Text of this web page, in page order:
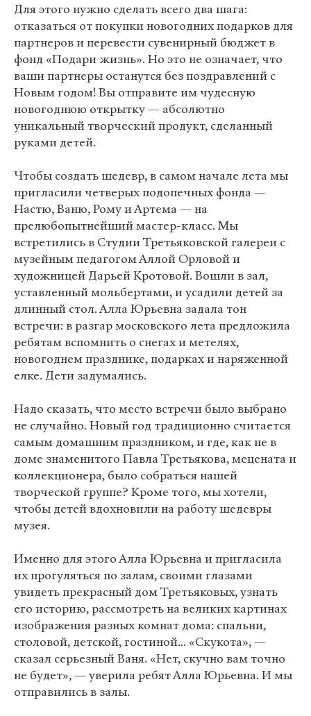
Для этого нужно сделать всего два шага:
отказаться от покупки новогодних подарков для
партнеров и перевести сувенирный бюджет в
фонд «Подари жизнь». Но это не означает, что
ваши партнеры останутся без поздравлений с
Новым годом! Вы отправите им чудесную
новогоднюю открытку — абсолютно
уникальный творческий продукт, сделанный
руками детей.
Чтобы создать шедевр, в самом начале лета мы
пригласили четверых подопечных фонда —
Настю, Ваню, Рому и Артема — на
прелюбопытнейший мастер-класс. Мы
встретились в Студии Третьяковской галереи с
музейным педагогом Аллой Орловой и
художницей Дарьей Кротовой. Вошли в зал,
уставленный мольбертами, и усадили детей за
длинный стол. Алла Юрьевна задала тон
встречи: в разгар московского лета предложила
ребятам вспомнить о снегах и метелях,
новогоднем празднике, подарках и наряженной
елке. Дети задумались.
Надо сказать, что место встречи было выбрано
не случайно. Новый год традиционно считается
самым домашним праздником, и где, как не в
доме знаменитого Павла Третьякова, мецената и
коллекционера, было собраться нашей
творческой группе? Кроме того, мы хотели,
чтобы детей вдохновили на работу шедевры
музея.
Именно для этого Алла Юрьевна и пригласила
их прогуляться по залам, своими глазами
увидеть прекрасный дом Третьяковых, узнать
его историю, рассмотреть на великих картинах
изображения разных комнат дома: спальни,
столовой, детской, гостиной... «Скукота», —
сказал серьезный Ваня. «Нет, скучно вам точно
не будет», — уверила ребят Алла Юрьевна. И мы
отправились в залы.